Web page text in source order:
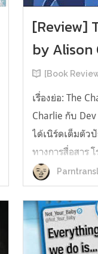
[Review]
by Alison
[Book Review] ผลพลอ
เรื่องย่อ: The
Charlie กับ
ได้เนิร์ดเต็มตัว
ทางการสื่อสาร
เรียกได้ว่าครบ
เชื่อในรักแท้ ไ
กับใคร หรืออาจ